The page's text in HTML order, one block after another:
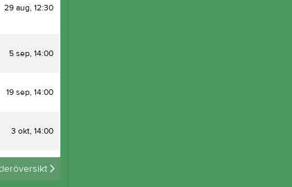
29 aug, 12:30
5 sep, 14:00
19 sep, 14:00
3 okt, 14:00